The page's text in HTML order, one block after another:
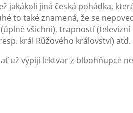
jakákoli jiná česká pohádka,
to také znamená, že se
všichni), trapností
král Růžového království) atd.
už vypijí lektvar z blbohňupce